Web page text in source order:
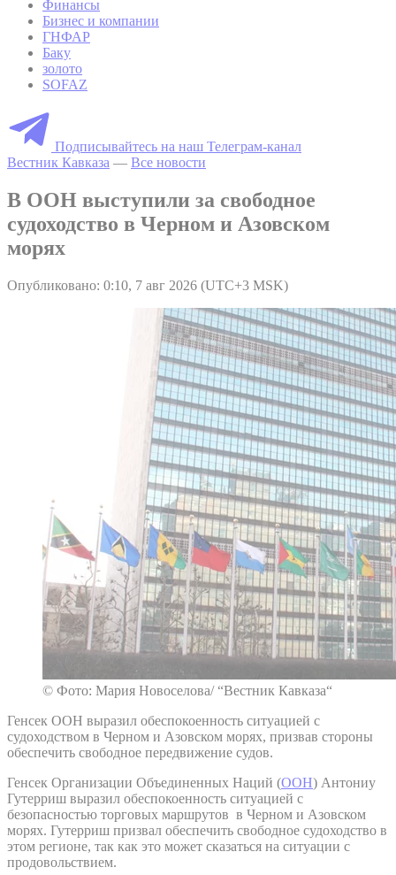
Финансы
Бизнес и компании
ГНФАР
Баку
золото
SOFAZ
Подписывайтесь на наш Телеграм-канал
Вестник Кавказа — Все новости
В ООН выступили за свободное
судоходство в Черном и Азовском
морях
Опубликовано: 0:10, 7 авг 2026 (UTC+3 MSK)
© Фото: Мария Новоселова/ “Вестник Кавказа“
Генсек ООН выразил обеспокоенность ситуацией с
судоходством в Черном и Азовском морях, призвав стороны
обеспечить свободное передвижение судов.
Генсек Организации Объединенных Наций (ООН) Антониу
Гутерриш выразил обеспокоенность ситуацией с
безопасностью торговых маршрутов в Черном и Азовском
морях. Гутерриш призвал обеспечить свободное судоходство в
этом регионе, так как это может сказаться на ситуации с
продовольствием.